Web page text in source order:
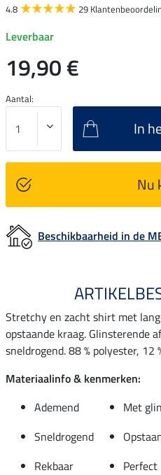
4.8 29
Leverbaar
19,90 €
Aantal:
In
Nu
Beschikbaarheid in de
Stretchy en zacht shirt met
opstaande kraag. Glinsterende
sneldrogend. 88 % polyester, 12
Materiaalinfo & kenmerken:
Ademend
Met
Sneldrogend
Rekbaar